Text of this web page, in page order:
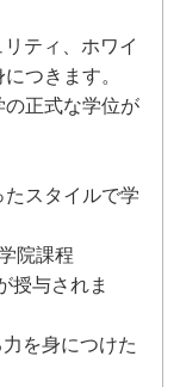
ティ、ホワイ
つきます。
正式な学位が
スタイルで学
院課程
授与されま
を身につけた